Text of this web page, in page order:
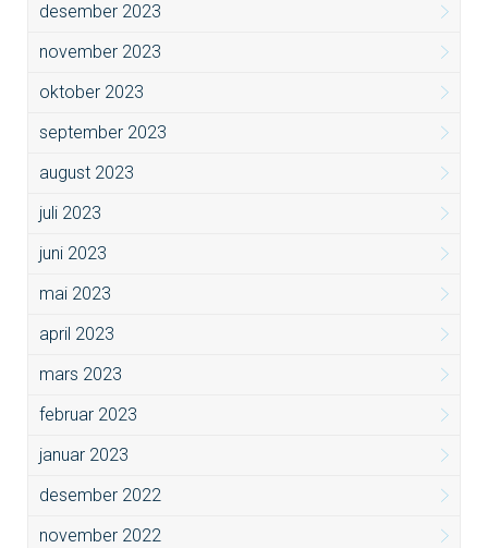
desember 2023
november 2023
oktober 2023
september 2023
august 2023
juli 2023
juni 2023
mai 2023
april 2023
mars 2023
februar 2023
januar 2023
desember 2022
november 2022